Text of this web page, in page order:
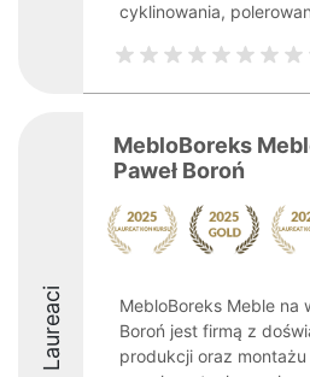
cyklinowania,
Laureaci
MebloBoreks
Paweł Boroń
MebloBoreks Meble na
Boroń jest firmą z
produkcji oraz montażu